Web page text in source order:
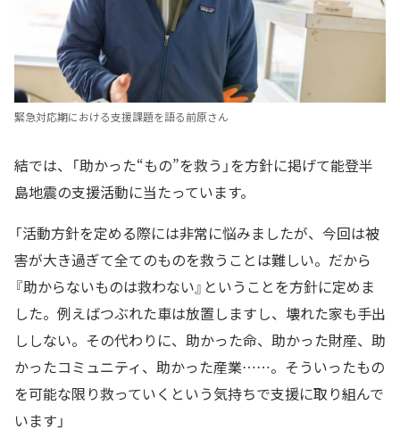
緊急対応期における支援課題を語る前原さん
結では、「助かった“もの”を救う」を方針に掲げて能登半
島地震の支援活動に当たっています。
「活動方針を定める際には非常に悩みましたが、今回は被
害が大き過ぎて全てのものを救うことは難しい。だから
『助からないものは救わない』ということを方針に定めま
した。例えばつぶれた車は放置しますし、壊れた家も手出
ししない。その代わりに、助かった命、助かった財産、助
かったコミュニティ、助かった産業……。そういったもの
を可能な限り救っていくという気持ちで支援に取り組んで
います」